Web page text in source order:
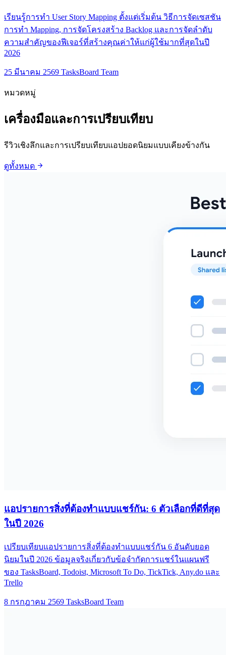
เรียนรู้การทำ User Story Mapping ตั้งแต่เริ่มต้น วิธีการจัดเซสชัน
การทำ Mapping, การจัดโครงสร้าง Backlog และการจัดลำดับ
ความสำคัญของฟีเจอร์ที่สร้างคุณค่าให้แก่ผู้ใช้มากที่สุดในปี
2026
25 มีนาคม 2569 TasksBoard Team
หมวดหมู่
เครื่องมือและการเปรียบเทียบ
รีวิวเชิงลึกและการเปรียบเทียบแอปยอดนิยมแบบเคียงข้างกัน
ดูทั้งหมด arrow_forward
แอปรายการสิ่งที่ต้องทำแบบแชร์กัน: 6 ตัวเลือกที่ดีที่สุด
ในปี 2026
เปรียบเทียบแอปรายการสิ่งที่ต้องทำแบบแชร์กัน 6 อันดับยอด
นิยมในปี 2026 ข้อมูลจริงเกี่ยวกับข้อจำกัดการแชร์ในแผนฟรี
ของ TasksBoard, Todoist, Microsoft To Do, TickTick, Any.do และ
Trello
8 กรกฎาคม 2569 TasksBoard Team